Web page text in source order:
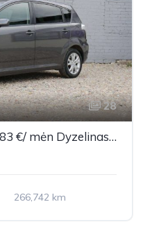
28
Toyota Corolla Verso nuo 83 €/ mėn Dyzelinas 2009m. Vienatūris Mechaninė
266,742 km